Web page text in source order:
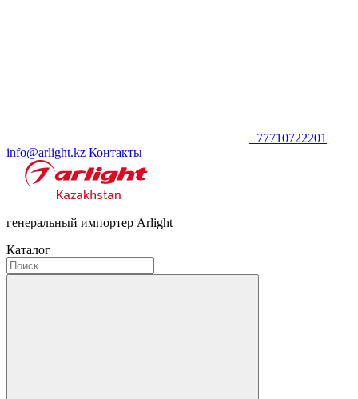
+77710722201
info@arlight.kz Контакты
генеральный импортер Arlight
Каталог